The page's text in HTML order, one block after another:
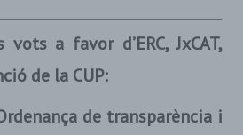
vots a favor d’ERC, JxCAT,
de la CUP:
de transparència i